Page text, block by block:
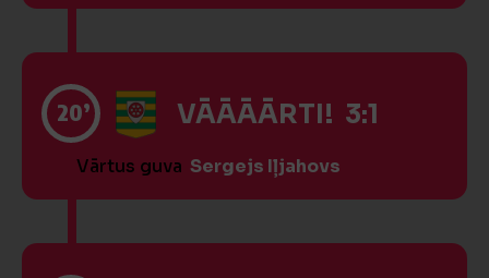
20’ VĀĀĀĀRTI! 3:1
Vārtus guva Sergejs Iļjahovs